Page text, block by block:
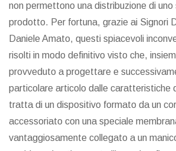
non permettono una distribuzione di
prodotto. Per fortuna, grazie ai Signori
Daniele Amato, questi spiacevoli
risolti in modo definitivo visto che,
provveduto a progettare e
particolare articolo dalle caratteristiche
tratta di un dispositivo formato da un
accessoriato con una speciale
vantaggiosamente collegato a un